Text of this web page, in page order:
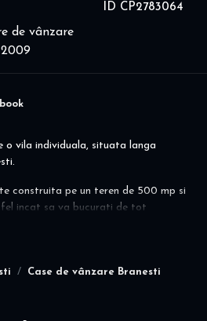
ID CP2783064
de vânzare
2009
Case de vânzare Branesti
o vila individuala, situata langa
construita pe un teren de 500 mp si
incat sa va bucurati de tot
inchisa, camera tehnica, spatiu de